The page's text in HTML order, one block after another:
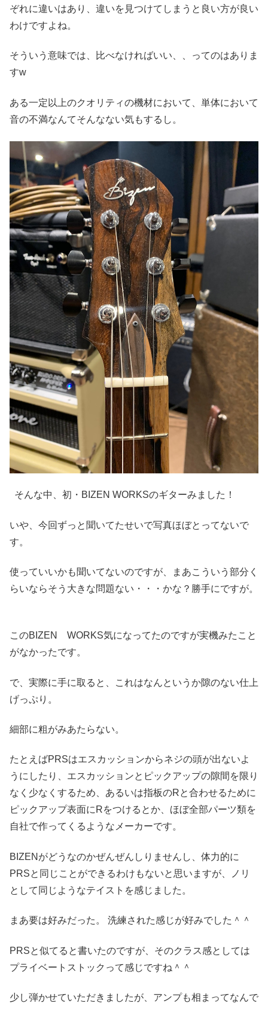
ぞれに違いはあり、違いを見つけてしまうと良い方が良い
わけですよね。
そういう意味では、比べなければいい、、ってのはありま
すw
ある一定以上のクオリティの機材において、単体において
音の不満なんてそんなない気もするし。
そんな中、初・BIZEN WORKSのギターみました！
いや、今回ずっと聞いてたせいで写真ほぼとってないで
す。
使っていいかも聞いてないのですが、まあこういう部分く
らいならそう大きな問題ない・・・かな？勝手にですが。
このBIZEN WORKS気になってたのですが実機みたこと
がなかったです。
で、実際に手に取ると、これはなんというか隙のない仕上
げっぷり。
細部に粗がみあたらない。
たとえばPRSはエスカッションからネジの頭が出ないよ
うにしたり、エスカッションとピックアップの隙間を限り
なく少なくするため、あるいは指板のRと合わせるために
ピックアップ表面にRをつけるとか、ほぼ全部パーツ類を
自社で作ってくるようなメーカーです。
BIZENがどうなのかぜんぜんしりませんし、体力的に
PRSと同じことができるわけもないと思いますが、ノリ
として同じようなテイストを感じました。
まあ要は好みだった。 洗練された感じが好みでした＾＾
PRSと似てると書いたのですが、そのクラス感としては
プライベートストックって感じですね＾＾
少し弾かせていただきましたが、アンプも相まってなんで